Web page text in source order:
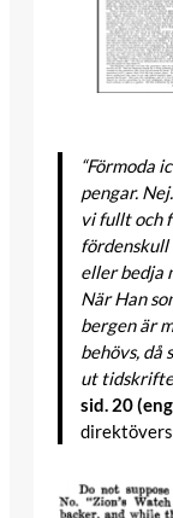
“Förmoda
pengar.
vi fullt och
eller bedja
När Han
bergen är
behövs, då
ut
sid. 20